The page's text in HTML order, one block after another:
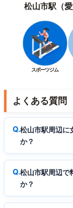
松山市駅（
スポーツジム
よくある質問
松山市駅周辺に
か？
松山市駅周辺で
か？